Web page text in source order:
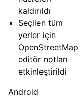
kaldırıldı
Seçilen tüm
yerler için
OpenStreetMap
editör notları
etkinleştirildi
Android